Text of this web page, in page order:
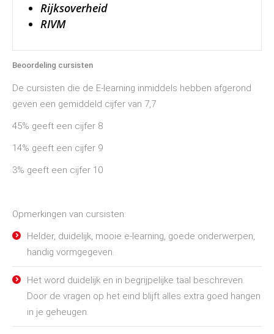
Rijksoverheid
RIVM
Beoordeling cursisten
De cursisten die de E-learning inmiddels hebben afgerond
geven een gemiddeld cijfer van 7,7
45% geeft een cijfer 8
14% geeft een cijfer 9
3% geeft een cijfer 10
Opmerkingen van cursisten:
Helder, duidelijk, mooie e-learning, goede onderwerpen,
handig vormgegeven.
Het word duidelijk en in begrijpelijke taal beschreven.
Door de vragen op het eind blijft alles extra goed hangen
in je geheugen.